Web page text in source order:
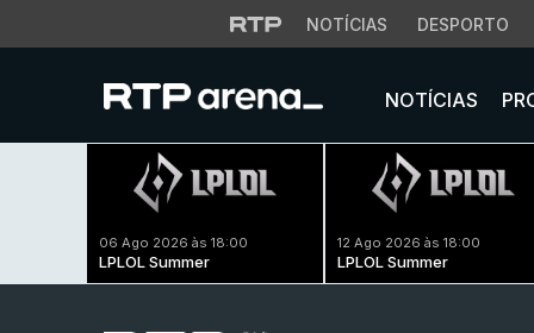
NOTÍCIAS DESPORTO
NOTÍCIAS
06 Ago 2026 às 18:00
LPLOL Summer
12 Ago 2026 às 18:00
LPLOL Summer